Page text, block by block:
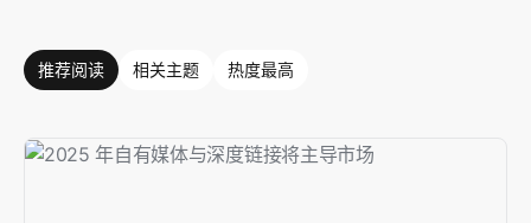
推荐阅读 相关主题 热度最高